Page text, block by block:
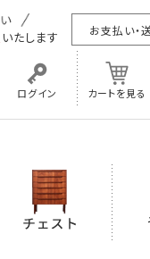
いたします お支払い・
ログイン カートを見る